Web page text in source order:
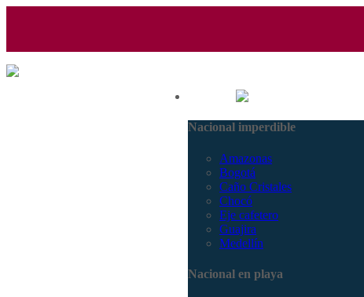
Nacional imperdible
Amazonas
Bogotá
Caño Cristales
Chocó
Eje cafetero
Guajira
Medellín
Nacional en playa